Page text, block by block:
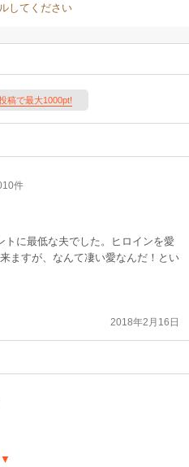
してください
稿で最大1000pt!
件
トに最低な夫でした。ヒロインを愛
ますが、なんて凄い愛なんだ！とい
2018年2月16日
▼